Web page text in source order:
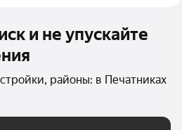
и не упускайте
районы: в Печатниках